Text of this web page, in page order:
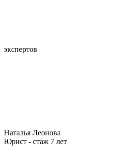
экспертов
Наталья Леонова
Юрист - стаж 7 лет